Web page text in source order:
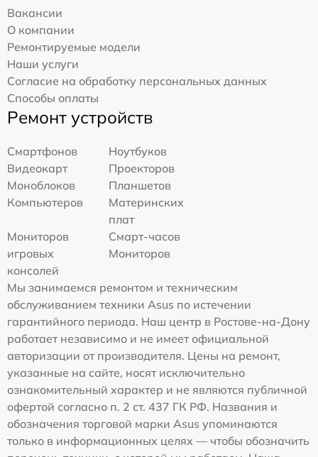
Вакансии
О компании
Ремонтируемые модели
Наши услуги
Согласие на обработку персональных данных
Способы оплаты
Ремонт устройств
Смартфонов
Ноутбуков
Видеокарт
Проекторов
Моноблоков
Планшетов
Компьютеров
Материнских
плат
Мониторов
Смарт-часов
игровых
консолей
Мониторов
Мы занимаемся ремонтом и техническим
обслуживанием техники Asus по истечении
гарантийного периода. Наш центр в Ростове-на-Дону
работает независимо и не имеет официальной
авторизации от производителя. Цены на ремонт,
указанные на сайте, носят исключительно
ознакомительный характер и не являются публичной
офертой согласно п. 2 ст. 437 ГК РФ. Названия и
обозначения торговой марки Asus упоминаются
только в информационных целях — чтобы обозначить